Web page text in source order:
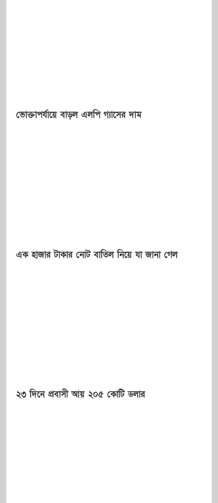
ভোক্তাপর্যায়ে বাড়ল এলপি গ্যাসের দাম
এক হাজার টাকার নোট বাতিল নিয়ে যা জানা গেল
২৩ দিনে প্রবাসী আয় ২০৫ কোটি ডলার